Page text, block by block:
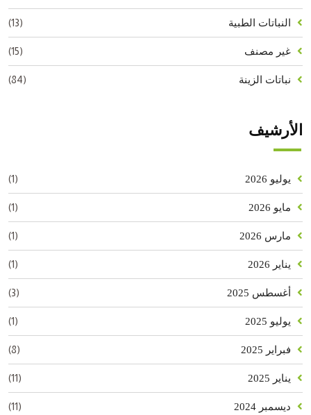
النباتات الطبية (13)
غير مصنف (15)
نباتات الزينة (84)
الأرشيف
يوليو 2026 (1)
مايو 2026 (1)
مارس 2026 (1)
يناير 2026 (1)
أغسطس 2025 (3)
يوليو 2025 (1)
فبراير 2025 (8)
يناير 2025 (11)
ديسمبر 2024 (11)